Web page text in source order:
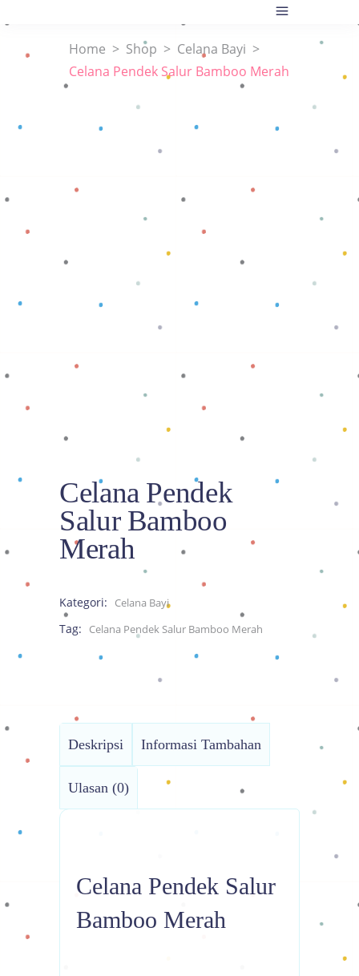
Home > Shop > Celana Bayi >
Celana Pendek Salur Bamboo Merah
Celana Pendek
Salur Bamboo
Merah
Kategori: Celana Bayi
Tag: Celana Pendek Salur Bamboo Merah
Deskripsi Informasi Tambahan
Ulasan (0)
Celana Pendek Salur
Bamboo Merah